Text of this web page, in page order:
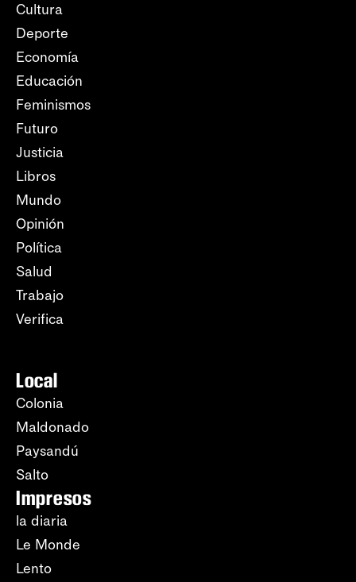
Cultura
Deporte
Economía
Educación
Feminismos
Futuro
Justicia
Libros
Mundo
Opinión
Política
Salud
Trabajo
Verifica
Local
Colonia
Maldonado
Paysandú
Salto
Impresos
la diaria
Le Monde
Lento